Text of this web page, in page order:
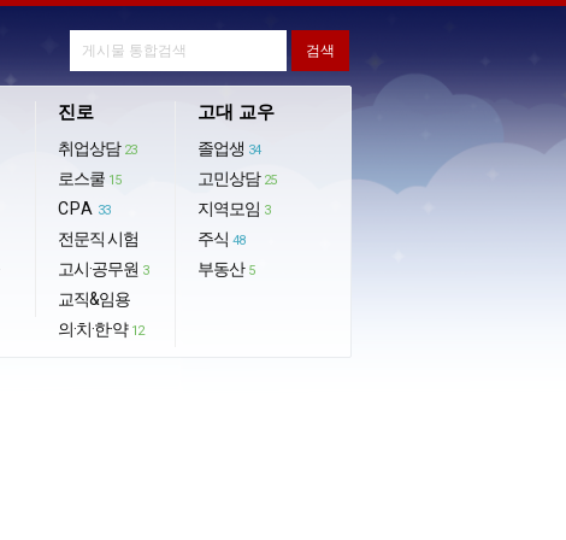
진로
취업상담 23
로스쿨 15
CPA 33
전문직 시험
고시·공무원 3
교직&임용
의·치·한·약 12
고대 교우
졸업생 34
고민상담 25
지역모임 3
주식 48
부동산 5